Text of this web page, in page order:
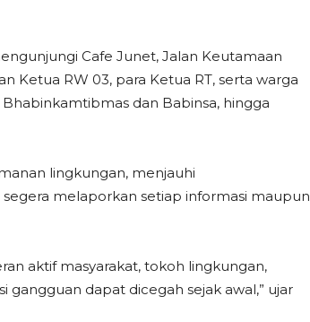
Cafe Junet, Jalan Keutamaan
Ketua RW 03, para Ketua RT, serta warga
dan Babinsa, hingga
lingkungan, menjauhi
melaporkan setiap informasi maupun
aktif masyarakat, tokoh lingkungan,
dapat dicegah sejak awal,” ujar